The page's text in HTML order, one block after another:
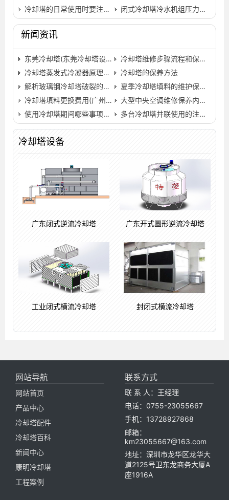
冷却塔的日常使用时要注意些什么,冷却塔怎么使用…
闭式冷却塔冷水机组压力过高怎么办？,冷水机与冷却塔的安…
新闻资讯
东莞冷却塔(东莞冷却塔设备)
冷却塔维修步骤流程和保养的方法有哪些…
冷却塔蒸发式冷凝器原理及优势介绍
冷却塔的保养方法
解析玻璃钢冷却塔破裂的原因(玻璃钢冷却塔噪声标准)…
夏季冷却塔填料的维护保养(冷却塔填料清洗还是更换)…
冷却塔填料更换费用(广州冷却塔填料更换)…
大型中央空调维修保养内容,专业中央空调上门维修…
使用冷却塔期间哪些事项需要注意？
多台冷却塔并联使用的注意事项
冷却塔设备
广东闭式逆流冷却塔 广东开式圆形逆流冷却塔
工业闭式横流冷却塔 封闭式横流冷却塔
网站导航
网站首页
产品中心
冷却塔配件
冷却塔百科
新闻中心
康明冷却塔
工程案例
联系方式
联 系 人：王经理
电话：0755-23055667
手机：13728927868
邮箱：
km23055667@163.com
地址：深圳市龙华区龙华大
道2125号卫东龙商务大厦A
座1916A